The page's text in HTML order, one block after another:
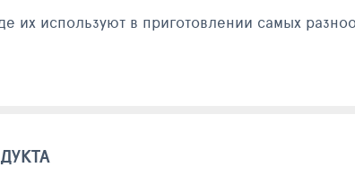
в приготовлении самых разнообразных